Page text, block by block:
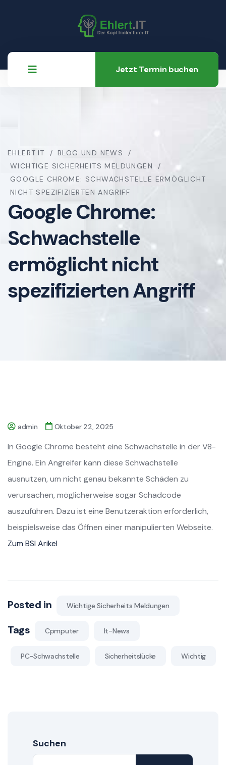
Jetzt Termin buchen
EHLERT.IT
BLOG UND NEWS
WICHTIGE SICHERHEITS MELDUNGEN
GOOGLE CHROME: SCHWACHSTELLE ERMÖGLICHT
NICHT SPEZIFIZIERTEN ANGRIFF
Google Chrome:
Schwachstelle
ermöglicht nicht
spezifizierten Angriff
admin Oktober 22, 2025
In Google Chrome besteht eine Schwachstelle in der V8-
Engine. Ein Angreifer kann diese Schwachstelle
ausnutzen, um nicht genau bekannte Schäden zu
verursachen, möglicherweise sogar Schadcode
auszuführen. Dazu ist eine Benutzeraktion erforderlich,
beispielsweise das Öffnen einer manipulierten Webseite.
Zum BSI Arikel
Posted in Wichtige Sicherheits Meldungen
Tags Cpmputer It-News
PC-Schwachstelle Sicherheitslücke Wichtig
Suchen